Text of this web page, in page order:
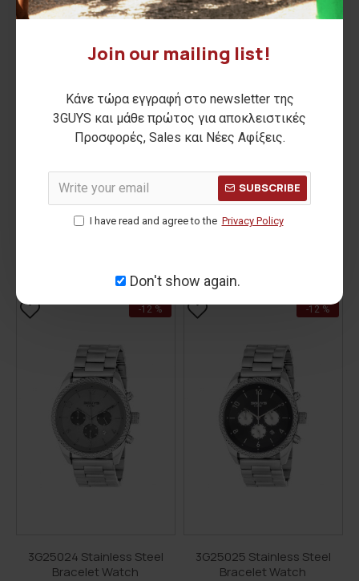
Join our mailing list!
Κάνε τώρα εγγραφή στο newsletter της
3GUYS και μάθε πρώτος για αποκλειστικές
Προσφορές, Sales και Νέες Αφίξεις.
SUBSCRIBE
I have read and agree to the Privacy Policy
Don't show again.
3G25005 Brown Leather
Strap Watch
3G25023 Stainless Steel
Bracelet Watch
-12 %
3G25024 Stainless Steel
Bracelet Watch
-12 %
3G25025 Stainless Steel
Bracelet Watch